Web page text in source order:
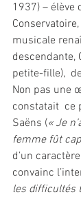
1937) – élève
musicale
descendante,
petite-fille),
Non pas une
constatait  ce
Saëns (« Je
femme fût
d’un
convainc
les difficultés